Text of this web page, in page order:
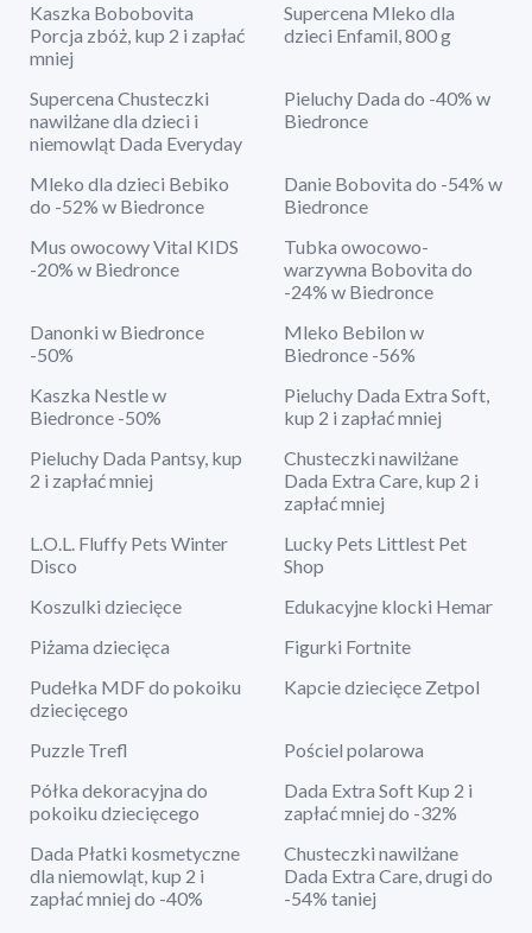
Kaszka Bobobovita
Porcja zbóż, kup 2 i zapłać
mniej
Supercena Mleko dla
dzieci Enfamil, 800 g
Supercena Chusteczki
nawilżane dla dzieci i
niemowląt Dada Everyday
Pieluchy Dada do -40% w
Biedronce
Mleko dla dzieci Bebiko
do -52% w Biedronce
Danie Bobovita do -54% w
Biedronce
Mus owocowy Vital KIDS
-20% w Biedronce
Tubka owocowo-
warzywna Bobovita do
-24% w Biedronce
Danonki w Biedronce
-50%
Mleko Bebilon w
Biedronce -56%
Kaszka Nestle w
Biedronce -50%
Pieluchy Dada Extra Soft,
kup 2 i zapłać mniej
Pieluchy Dada Pantsy, kup
2 i zapłać mniej
Chusteczki nawilżane
Dada Extra Care, kup 2 i
zapłać mniej
L.O.L. Fluffy Pets Winter
Disco
Lucky Pets Littlest Pet
Shop
Koszulki dziecięce
Edukacyjne klocki Hemar
Piżama dziecięca
Figurki Fortnite
Pudełka MDF do pokoiku
dziecięcego
Kapcie dziecięce Zetpol
Puzzle Trefl
Pościel polarowa
Półka dekoracyjna do
pokoiku dziecięcego
Dada Extra Soft Kup 2 i
zapłać mniej do -32%
Dada Płatki kosmetyczne
dla niemowląt, kup 2 i
zapłać mniej do -40%
Chusteczki nawilżane
Dada Extra Care, drugi do
-54% taniej